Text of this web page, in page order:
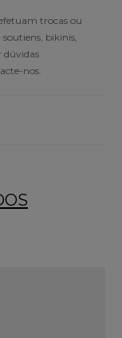
trocas ou
bikinis,
dúvidas
nos.